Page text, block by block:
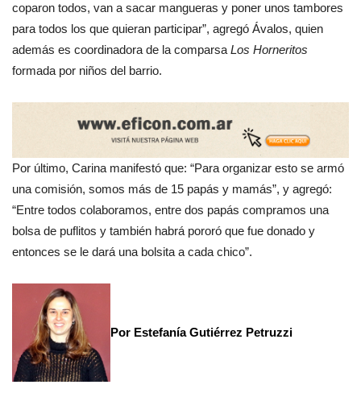
coparon todos, van a sacar mangueras y poner unos tambores
para todos los que quieran participar”, agregó Ávalos, quien
además es coordinadora de la comparsaLos Horneritos
formada por niños del barrio.
Por último, Carina manifestó que: “Para organizar esto se armó
una comisión, somos más de 15 papás y mamás”, y agregó:
“Entre todos colaboramos, entre dos papás compramos una
bolsa de puflitos y también habrá pororó que fue donado y
entonces se le dará una bolsita a cada chico”.
Por Estefanía Gutiérrez Petruzzi